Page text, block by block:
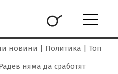
новини Политика
Топ
няма да сработят